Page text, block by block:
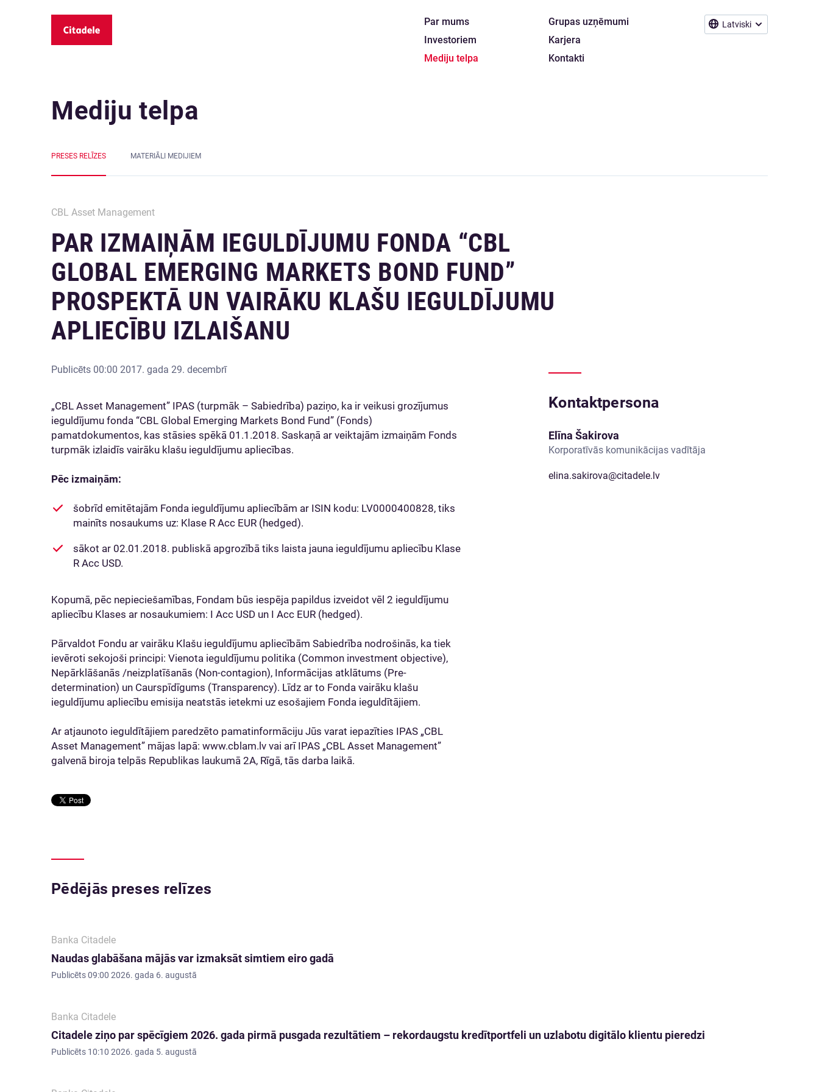
Latviski
Par mums
Investoriem
Mediju telpa
Grupas uzņēmumi
Karjera
Kontakti
Mediju telpa
PRESES RELĪZES MATERIĀLI MEDIJIEM
CBL Asset Management
PAR IZMAIŅĀM IEGULDĪJUMU FONDA “CBL
GLOBAL EMERGING MARKETS BOND FUND”
PROSPEKTĀ UN VAIRĀKU KLAŠU IEGULDĪJUMU
APLIECĪBU IZLAIŠANU
Publicēts 00:00 2017. gada 29. decembrī
„CBL Asset Management” IPAS (turpmāk – Sabiedrība) paziņo, ka ir veikusi grozījumus
ieguldījumu fonda “CBL Global Emerging Markets Bond Fund” (Fonds)
pamatdokumentos, kas stāsies spēkā 01.1.2018. Saskaņā ar veiktajām izmaiņām Fonds
turpmāk izlaidīs vairāku klašu ieguldījumu apliecības.
Pēc izmaiņām:
šobrīd emitētajām Fonda ieguldījumu apliecībām ar ISIN kodu: LV0000400828, tiks
mainīts nosaukums uz: Klase R Acc EUR (hedged).
sākot ar 02.01.2018. publiskā apgrozībā tiks laista jauna ieguldījumu apliecību Klase
R Acc USD.
Kopumā, pēc nepieciešamības, Fondam būs iespēja papildus izveidot vēl 2 ieguldījumu
apliecību Klases ar nosaukumiem: I Acc USD un I Acc EUR (hedged).
Pārvaldot Fondu ar vairāku Klašu ieguldījumu apliecībām Sabiedrība nodrošinās, ka tiek
ievēroti sekojoši principi: Vienota ieguldījumu politika (Common investment objective),
Nepārklāšanās /neizplatīšanās (Non-contagion), Informācijas atklātums (Pre-
determination) un Caurspīdīgums (Transparency). Līdz ar to Fonda vairāku klašu
ieguldījumu apliecību emisija neatstās ietekmi uz esošajiem Fonda ieguldītājiem.
Ar atjaunoto ieguldītājiem paredzēto pamatinformāciju Jūs varat iepazīties IPAS „CBL
Asset Management” mājas lapā: www.cblam.lv vai arī IPAS „CBL Asset Management”
galvenā biroja telpās Republikas laukumā 2A, Rīgā, tās darba laikā.
Kontaktpersona
Elīna Šakirova
Korporatīvās komunikācijas vadītāja
elina.sakirova@citadele.lv
Pēdējās preses relīzes
Banka Citadele
Naudas glabāšana mājās var izmaksāt simtiem eiro gadā
Publicēts09:00 2026. gada 6. augustā
Banka Citadele
Citadele ziņo par spēcīgiem 2026. gada pirmā pusgada rezultātiem – rekordaugstu kredītportfeli un uzlabotu digitālo klientu pieredzi
Publicēts 10:10 2026. gada 5. augustā